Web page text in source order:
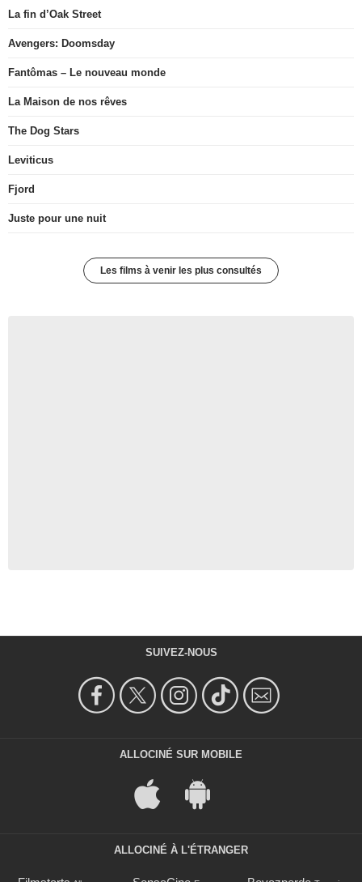
La fin d’Oak Street
Avengers: Doomsday
Fantômas – Le nouveau monde
La Maison de nos rêves
The Dog Stars
Leviticus
Fjord
Juste pour une nuit
Les films à venir les plus consultés
SUIVEZ-NOUS
ALLOCINÉ SUR MOBILE
ALLOCINÉ À L'ÉTRANGER